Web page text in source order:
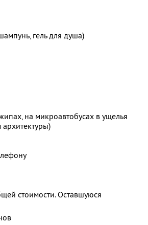
гель для душа)
на микроавтобусах в ущелья
стоимости. Оставшуюся